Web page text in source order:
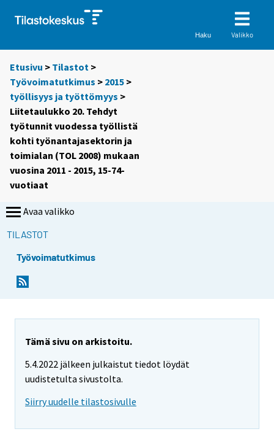
Haku Valikko
Etusivu > Tilastot >
Työvoimatutkimus > 2015 >
työllisyys ja työttömyys >
Liitetaulukko 20. Tehdyt
työtunnit vuodessa työllistä
kohti työnantajasektorin ja
toimialan (TOL 2008) mukaan
vuosina 2011 - 2015, 15-74-
vuotiaat
Avaa valikko
TILASTOT
Työvoimatutkimus
Tämä sivu on arkistoitu.
5.4.2022 jälkeen julkaistut tiedot löydät
uudistetulta sivustolta.
Siirry uudelle tilastosivulle